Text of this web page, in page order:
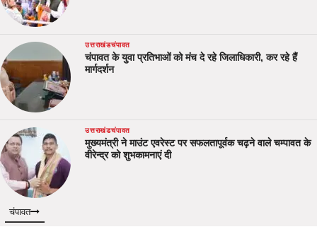
उत्तराखंडचंपावत
चंपावत के युवा प्रतिभाओं को मंच दे रहे जिलाधिकारी, कर रहे हैं
मार्गदर्शन
उत्तराखंडचंपावत
मुख्यमंत्री ने माउंट एवरेस्ट पर सफलतापूर्वक चढ़ने वाले चम्पावत के
वीरेन्द्र को शुभकामनाएं दी
चंपावत